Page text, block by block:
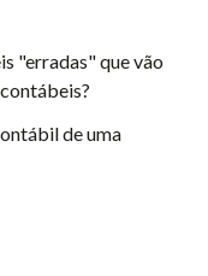
"erradas" que vão
de uma